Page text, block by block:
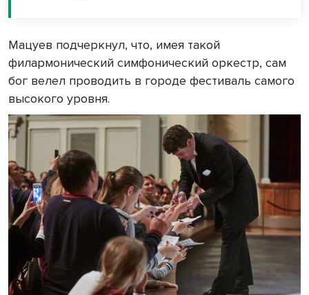
Мацуев подчеркнул, что, имея такой
филармонический симфонический оркестр, сам
бог велел проводить в городе фестиваль самого
высокого уровня.